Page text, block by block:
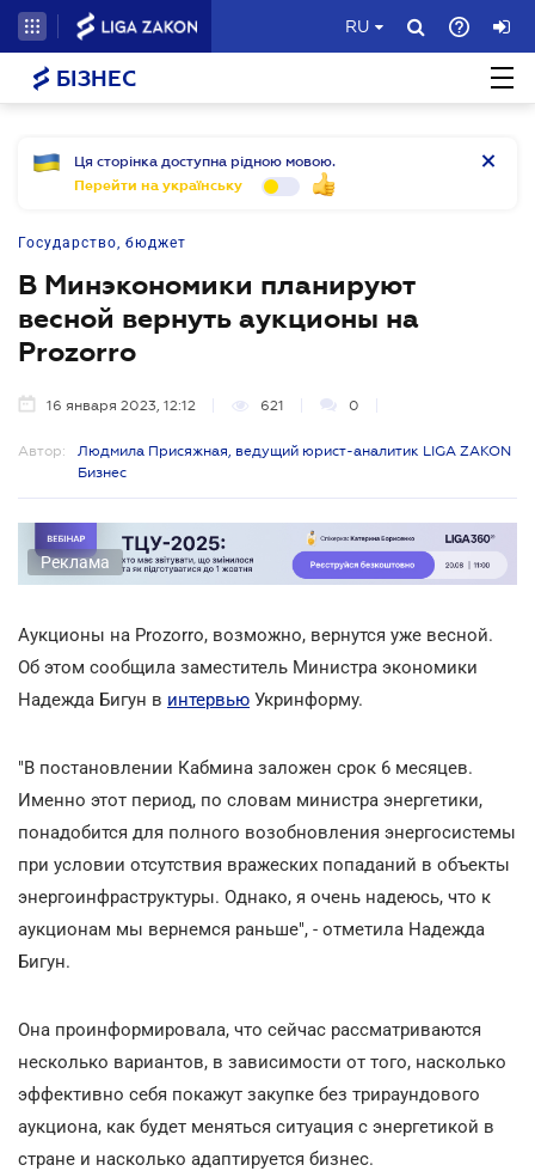
RU
БІЗНЕС
Ця сторінка доступна рідною мовою.
Перейти на українську
Государство, бюджет
В Минэкономики планируют
весной вернуть аукционы на
Prozorro
16 января 2023, 12:12 621 0
Автор:
Людмила Присяжная, ведущий юрист-аналитик LIGA ZAKON
Бизнес
Реклама
Аукционы на Prozorro, возможно, вернутся уже весной.
Об этом сообщила заместитель Министра экономики
Надежда Бигун в интервью Укринформу.
"В постановлении Кабмина заложен срок 6 месяцев.
Именно этот период, по словам министра энергетики,
понадобится для полного возобновления энергосистемы
при условии отсутствия вражеских попаданий в объекты
энергоинфраструктуры. Однако, я очень надеюсь, что к
аукционам мы вернемся раньше", - отметила Надежда
Бигун.
Она проинформировала, что сейчас рассматриваются
несколько вариантов, в зависимости от того, насколько
эффективно себя покажут закупке без трираундового
аукциона, как будет меняться ситуация с энергетикой в
стране и насколько адаптируется бизнес.